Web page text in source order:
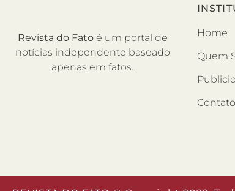
Revista do Fato é um portal de
notícias independente baseado
apenas em fatos.
Home
Quem
Contato